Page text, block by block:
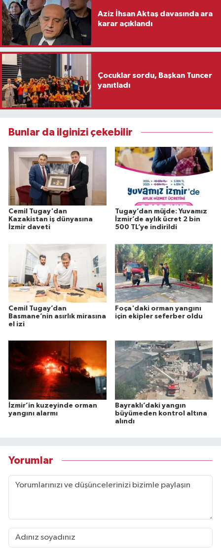
Aziz İhsan Aktaş davasında ara
karar açıklandı
Çocuklar sordu, Başkan Tuncer
yanıtladı
Bunlar da ilginizi çekebilir
Cemil Tugay'dan
Kazakistan iş dünyasına
İzmir daveti
Tugay’dan müjde: Yuvamız
İzmir’de aylık ücret 2 bin
500 TL’ye indirildi
Cemil Tugay’dan
Basmane’nin asırlık mirasına
el izi
Foça'daki orman yangını
için ekipler seferber oldu
İzmir’in kuzeyinde orman
yangını alarmı
Bayraklı’daki yangın
büyümeden kontrol altına
alındı
Yorumlar